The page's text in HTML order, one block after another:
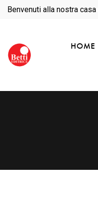
Benvenuti alla nostra
HOME